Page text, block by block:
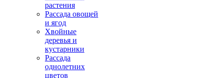
растения
Рассада овощей
и ягод
Хвойные
деревья и
кустарники
Рассада
однолетних
цветов